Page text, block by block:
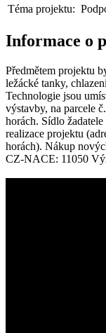
Téma projektu:
Informace o
Předmětem projektu
ležácké tanky,
Technologie jsou
výstavby, na parcele
horách. Sídlo
realizace projektu
horách). Nákup
CZ-NACE: 11050